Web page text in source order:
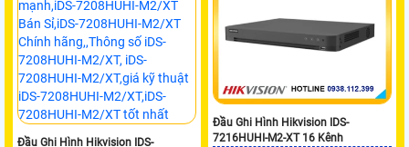
Đầu Ghi Hình Hikvision IDS-
Đầu Ghi Hình Hikvision IDS-
7216HUHI-M2-XT 16 Kênh